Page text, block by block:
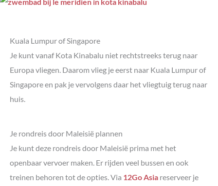
Kuala Lumpur of Singapore
Je kunt vanaf Kota Kinabalu niet rechtstreeks terug naar
Europa vliegen. Daarom vlieg je eerst naar Kuala Lumpur of
Singapore en pak je vervolgens daar het vliegtuig terug naar
huis.
Je rondreis door Maleisië plannen
Je kunt deze rondreis door Maleisië prima met het
openbaar vervoer maken. Er rijden veel bussen en ook
treinen behoren tot de opties. Via 12Go Asia reserveer je